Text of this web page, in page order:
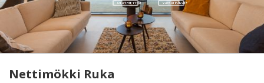
OTA YHTEYTTÄ! VAPAAT PÄIVÄT?
Nettimökki Ruka